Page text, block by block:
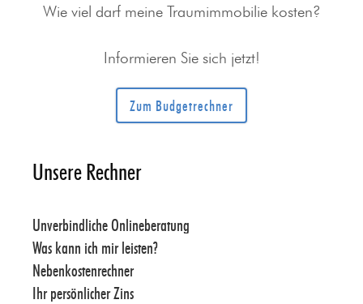
Wie viel darf meine Traumimmobilie kosten?
Informieren Sie sich jetzt!
Zum Budgetrechner
Unsere Rechner
Unverbindliche Onlineberatung
Was kann ich mir leisten?
Nebenkostenrechner
Ihr persönlicher Zins